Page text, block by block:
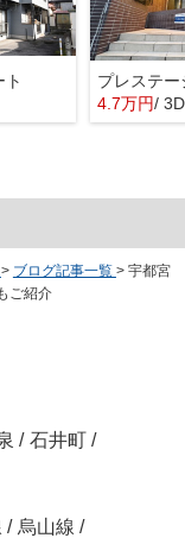
ト
プレステー
4.7万円/
> ブログ記事一覧 > 宇都宮
ご紹介
/ 石井町 /
/ 烏山線 /